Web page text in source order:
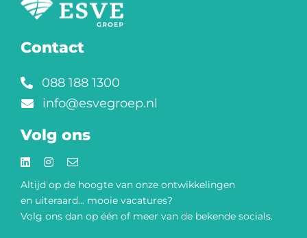
Contact
088 188 1300
info@esvegroep.nl
Volg ons
Altijd op de hoogte van onze ontwikkelingen
en uiteraard… mooie vacatures?
Volg ons dan op één of meer van de bekende socials.​